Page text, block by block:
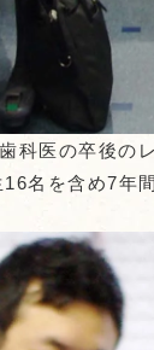
科医の卒後の
名を含め7年